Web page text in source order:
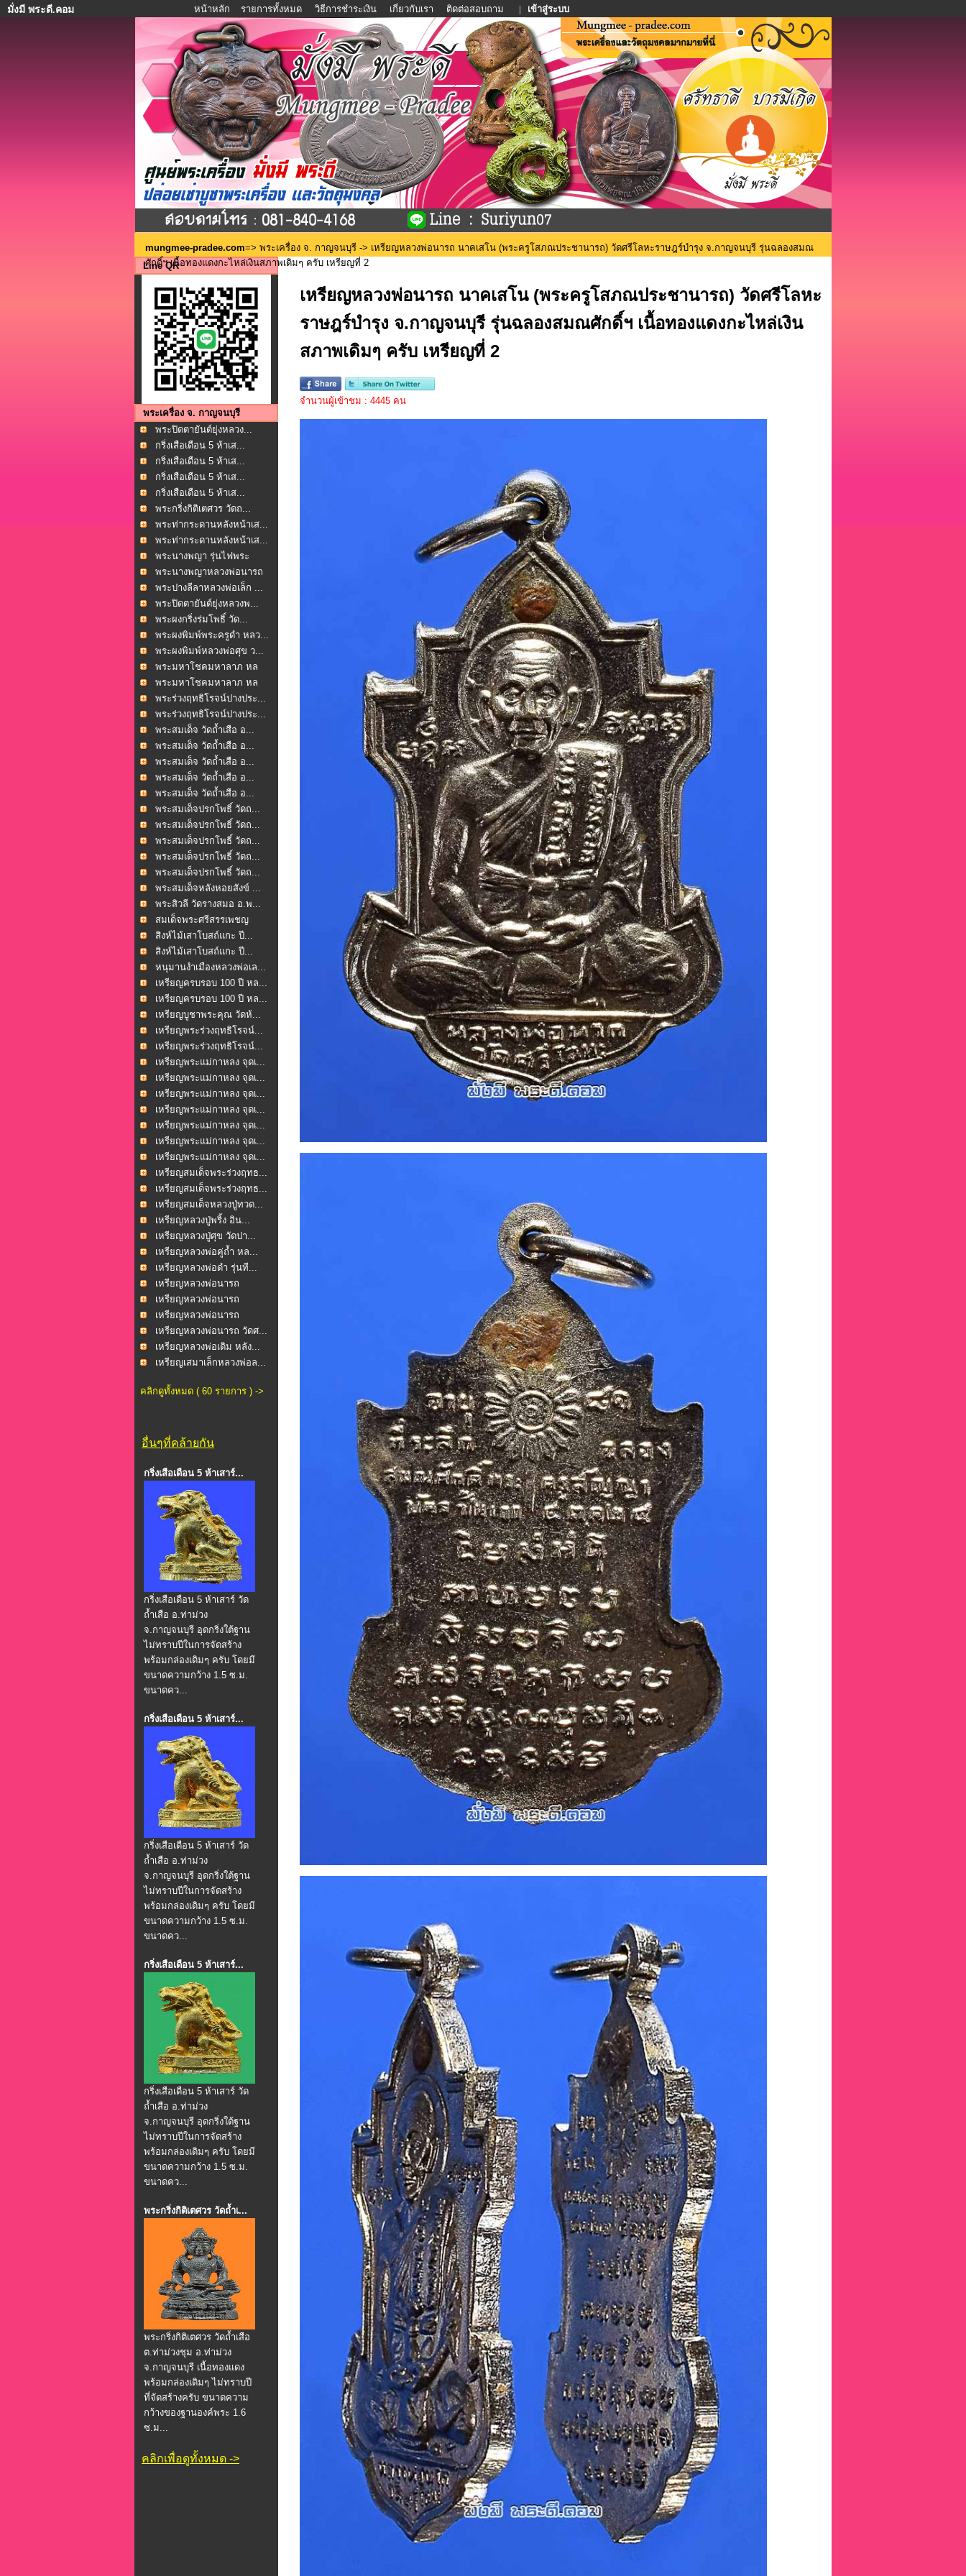
มั่งมี พระดี.คอม หน้าหลัก รายการทั้งหมด วิธีการชำระเงิน เกี่ยวกับเรา ติดต่อสอบถาม | เข้าสู่ระบบ
mungmee-pradee.com=> พระเครื่อง จ. กาญจนบุรี -> เหรียญหลวงพ่อนารถ นาคเสโน (พระครูโสภณประชานารถ) วัดศรีโลหะราษฎร์บำรุง จ.กาญจนบุรี รุ่นฉลองสมณ
ศักดิ์ฯ เนื้อทองแดงกะไหล่เงินสภาพเดิมๆ ครับ เหรียญที่ 2
Line QR
พระเครื่อง จ. กาญจนบุรี
พระปิดตายันต์ยุ่งหลวง...
กริ่งเสือเดือน 5 ห้าเส...
กริ่งเสือเดือน 5 ห้าเส...
กริ่งเสือเดือน 5 ห้าเส...
กริ่งเสือเดือน 5 ห้าเส...
พระกริ่งกิติเตศวร วัดถ...
พระท่ากระดานหลังหน้าเส...
พระท่ากระดานหลังหน้าเส...
พระนางพญา รุ่นไฟพระ
ฤกษ...พระนางพญาหลวงพ่อนารถ
น...
พระปางลีลาหลวงพ่อเล็ก ...
พระปิดตายันต์ยุ่งหลวงพ...
พระผงกริ่งร่มโพธิ์ วัด...
พระผงพิมพ์พระครูดำ หลว...
พระผงพิมพ์หลวงพ่อศุข ว...
พระมหาโชคมหาลาภ หล
วงพ่...พระมหาโชคมหาลาภ หล
วงพ่...พระร่วงฤทธิโรจน์ปางประ...
พระร่วงฤทธิโรจน์ปางประ...
พระสมเด็จ วัดถ้ำเสือ อ...
พระสมเด็จ วัดถ้ำเสือ อ...
พระสมเด็จ วัดถ้ำเสือ อ...
พระสมเด็จ วัดถ้ำเสือ อ...
พระสมเด็จ วัดถ้ำเสือ อ...
พระสมเด็จปรกโพธิ์ วัดถ...
พระสมเด็จปรกโพธิ์ วัดถ...
พระสมเด็จปรกโพธิ์ วัดถ...
พระสมเด็จปรกโพธิ์ วัดถ...
พระสมเด็จปรกโพธิ์ วัดถ...
พระสมเด็จหลังหอยสังข์ ...
พระสิวลี วัดรางสมอ อ.พ...
สมเด็จพระศรีสรรเพชญ
หล... สิงห์ไม้เสาโบสถ์แกะ ปี...
สิงห์ไม้เสาโบสถ์แกะ ปี...
หนุมานงำเมืองหลวงพ่อเล...
เหรียญครบรอบ 100 ปี หล...
เหรียญครบรอบ 100 ปี หล...
เหรียญบูชาพระคุณ วัดห้...
เหรียญพระร่วงฤทธิโรจน์...
เหรียญพระร่วงฤทธิโรจน์...
เหรียญพระแม่กาหลง จุดเ...
เหรียญพระแม่กาหลง จุดเ...
เหรียญพระแม่กาหลง จุดเ...
เหรียญพระแม่กาหลง จุดเ...
เหรียญพระแม่กาหลง จุดเ...
เหรียญพระแม่กาหลง จุดเ...
เหรียญพระแม่กาหลง จุดเ...
เหรียญสมเด็จพระร่วงฤทธ...
เหรียญสมเด็จพระร่วงฤทธ...
เหรียญสมเด็จหลวงปู่ทวด...
เหรียญหลวงปู่พริ้ง อิน...
เหรียญหลวงปู่ศุข วัดปา...
เหรียญหลวงพ่อคู่ถ้ำ หล...
เหรียญหลวงพ่อดำ รุ่นที...
เหรียญหลวงพ่อนารถ
นาคเ...เหรียญหลวงพ่อนารถ
นาคเ...เหรียญหลวงพ่อนารถ
นาคเ...เหรียญหลวงพ่อนารถ วัดศ...
เหรียญหลวงพ่อเดิม หลัง...
เหรียญเสมาเล็กหลวงพ่อล...
คลิกดูทั้งหมด ( 60 รายการ ) ->
อื่นๆที่คล้ายกัน
กริ่งเสือเดือน 5 ห้าเสาร์...
กริ่งเสือเดือน 5 ห้าเสาร์ วัด
ถ้ำเสือ อ.ท่าม่วง
จ.กาญจนบุรี อุดกริ่งใต้ฐาน
ไม่ทราบปีในการจัดสร้าง
พร้อมกล่องเดิมๆ ครับ โดยมี
ขนาดความกว้าง 1.5 ซ.ม.
ขนาดคว...
กริ่งเสือเดือน 5 ห้าเสาร์...
กริ่งเสือเดือน 5 ห้าเสาร์ วัด
ถ้ำเสือ อ.ท่าม่วง
จ.กาญจนบุรี อุดกริ่งใต้ฐาน
ไม่ทราบปีในการจัดสร้าง
พร้อมกล่องเดิมๆ ครับ โดยมี
ขนาดความกว้าง 1.5 ซ.ม.
ขนาดคว...
กริ่งเสือเดือน 5 ห้าเสาร์...
กริ่งเสือเดือน 5 ห้าเสาร์ วัด
ถ้ำเสือ อ.ท่าม่วง
จ.กาญจนบุรี อุดกริ่งใต้ฐาน
ไม่ทราบปีในการจัดสร้าง
พร้อมกล่องเดิมๆ ครับ โดยมี
ขนาดความกว้าง 1.5 ซ.ม.
ขนาดคว...
พระกริ่งกิติเตศวร วัดถ้ำเ...
พระกริ่งกิติเตศวร วัดถ้ำเสือ
ต.ท่าม่วงชุม อ.ท่าม่วง
จ.กาญจนบุรี เนื้อทองแดง
พร้อมกล่องเดิมๆ ไม่ทราบปี
ที่จัดสร้างครับ ขนาดความ
กว้างของฐานองค์พระ 1.6
ซ.ม...
คลิกเพื่อดูทั้งหมด ->
เหรียญหลวงพ่อนารถ นาคเสโน (พระครูโสภณประชานารถ) วัดศรีโลหะ
ราษฎร์บำรุง จ.กาญจนบุรี รุ่นฉลองสมณศักดิ์ฯ เนื้อทองแดงกะไหล่เงิน
สภาพเดิมๆ ครับ เหรียญที่ 2
จำนวนผู้เข้าชม : 4445 คน